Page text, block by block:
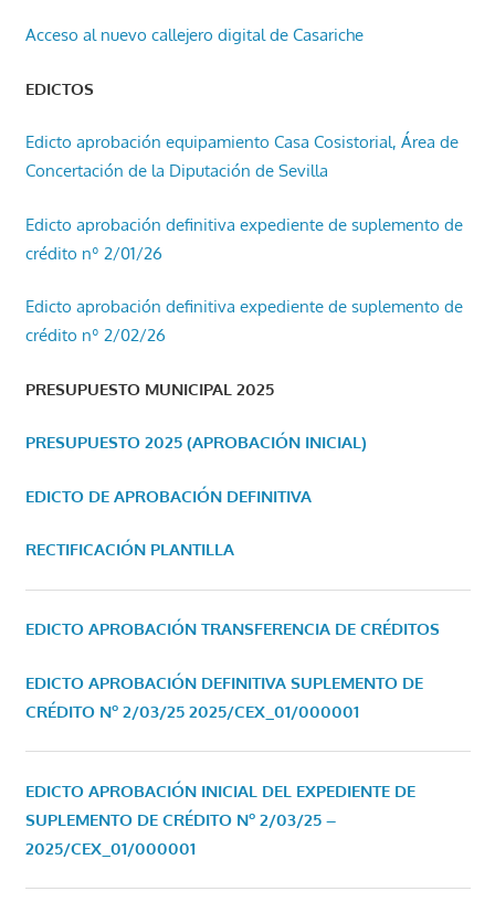
Acceso al nuevo callejero digital de Casariche
EDICTOS
Edicto aprobación equipamiento Casa Cosistorial, Área de
Concertación de la Diputación de Sevilla
Edicto aprobación definitiva expediente de suplemento de
crédito nº 2/01/26
Edicto aprobación definitiva expediente de suplemento de
crédito nº 2/02/26
PRESUPUESTO MUNICIPAL 2025
PRESUPUESTO 2025 (APROBACIÓN INICIAL)
EDICTO DE APROBACIÓN DEFINITIVA
RECTIFICACIÓN PLANTILLA
EDICTO APROBACIÓN TRANSFERENCIA DE CRÉDITOS
EDICTO APROBACIÓN DEFINITIVA SUPLEMENTO DE
CRÉDITO Nº 2/03/25 2025/CEX_01/000001
EDICTO APROBACIÓN INICIAL DEL EXPEDIENTE DE
SUPLEMENTO DE CRÉDITO Nº 2/03/25 –
2025/CEX_01/000001